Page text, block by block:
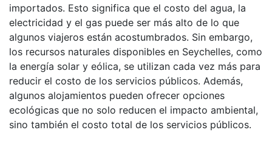
importados. Esto significa que el costo del agua, la
electricidad y el gas puede ser más alto de lo que
algunos viajeros están acostumbrados. Sin embargo,
los recursos naturales disponibles en Seychelles, como
la energía solar y eólica, se utilizan cada vez más para
reducir el costo de los servicios públicos. Además,
algunos alojamientos pueden ofrecer opciones
ecológicas que no solo reducen el impacto ambiental,
sino también el costo total de los servicios públicos.